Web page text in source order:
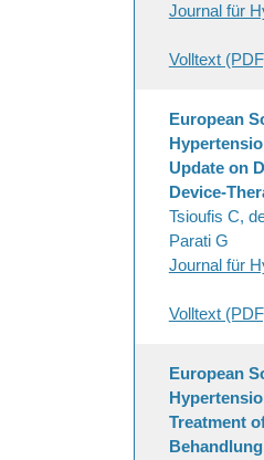
Journal für
Volltext
European
Update on
Device-
Tsioufis C,
Parati G
Journal für
Volltext
European
Treatment